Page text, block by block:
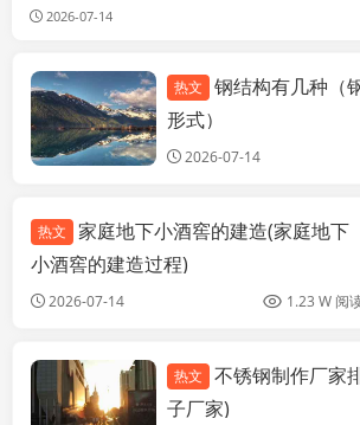
2026-07-14
装饰家装设计
热文
钢结构有几种（
形式）
2026-07-14
热文
家庭地下小酒窖的建造(家庭地下
小酒窖的建造过程)
2026-07-14 1.23 W 阅
装饰家装设计
热文
不锈钢制作厂家
子厂家)